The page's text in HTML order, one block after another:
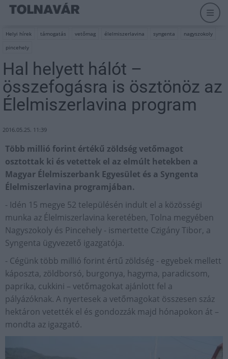
Helyi hírek támogatás vetőmag élelmiszerlavina syngenta
nagyszokoly
pincehely
Hal helyett hálót –
összefogásra is ösztönöz az
Élelmiszerlavina program
2016.05.25. 11:39
Több millió forint értékű zöldség vetőmagot
osztottak ki és vetettek el az elmúlt hetekben a
Magyar Élelmiszerbank Egyesület és a Syngenta
Élelmiszerlavina programjában.
- Idén 15 megye 52 településén indult el a közösségi
munka az Élelmiszerlavina keretében, Tolna megyében
Nagyszokoly és Pincehely - ismertette Czigány Tibor, a
Syngenta ügyvezető igazgatója.
- Cégünk több millió forint értű zöldség - egyebek mellett
káposzta, zöldborsó, burgonya, hagyma, paradicsom,
paprika, cukkini – vetőmagokat ajánlott fel a
pályázóknak. A nyertesek a vetőmagokat összesen száz
hektáron vetették el és gondozzák majd hónapokon át –
mondta az igazgató.